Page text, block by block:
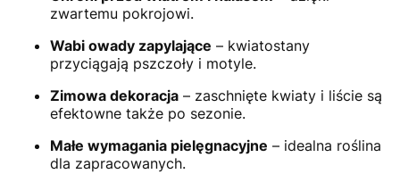
zwartemu pokrojowi.
Wabi owady zapylające – kwiatostany
przyciągają pszczoły i motyle.
Zimowa dekoracja – zaschnięte kwiaty i liście są
efektowne także po sezonie.
Małe wymagania pielęgnacyjne – idealna roślina
dla zapracowanych.